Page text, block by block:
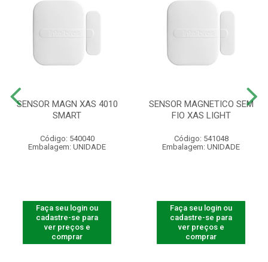
SENSOR MAGN XAS 4010
SMART
Código: 540040
Embalagem: UNIDADE
Faça seu login ou
cadastre-se para
ver preços e
comprar
SENSOR MAGNETICO SEM
FIO XAS LIGHT
Código: 541048
Embalagem: UNIDADE
Faça seu login ou
cadastre-se para
ver preços e
comprar